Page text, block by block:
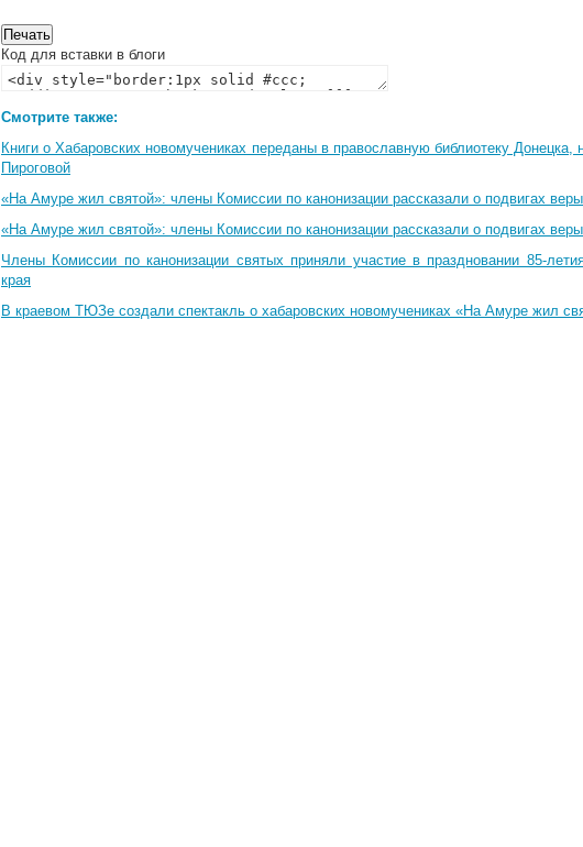
Код для вставки в блоги
Смотрите также:
Книги о Хабаровских новомучениках переданы в православную библиотеку
Пироговой
«На Амуре жил святой»: члены Комиссии по канонизации рассказали о подвигах
«На Амуре жил святой»: члены Комиссии по канонизации рассказали о подвигах
Члены Комиссии по канонизации святых приняли участие в праздновании 85-
края
В краевом ТЮЗе создали спектакль о хабаровских новомучениках «На Амуре жил